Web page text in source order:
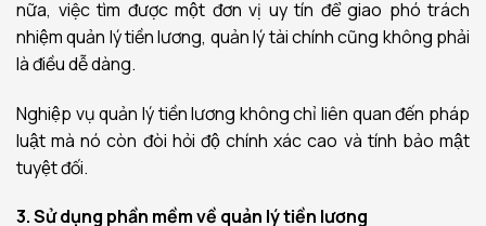
nữa, việc tìm được một đơn vị uy tín để giao phó trách
nhiệm quản lý tiền lương, quản lý tài chính cũng không phải
là điều dễ dàng.
Nghiệp vụ quản lý tiền lương không chỉ liên quan đến pháp
luật mà nó còn đòi hỏi độ chính xác cao và tính bảo mật
tuyệt đối.
3. Sử dụng phần mềmvề quản lý tiền lương